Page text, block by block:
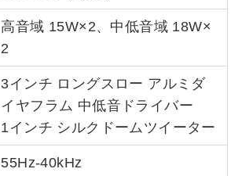
高音域 15W×2、中低音域 18W×
2
3インチ ロングスロー アルミダ
イヤフラム 中低音ドライバー
1インチ シルクドームツイーター
55Hz-40kHz